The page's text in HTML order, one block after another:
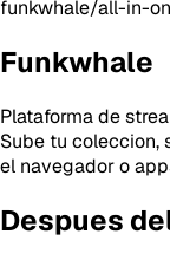
funkwhale/all-in-
Funkwhale
Plataforma de
Sube tu coleccion,
el navegador o
Despues